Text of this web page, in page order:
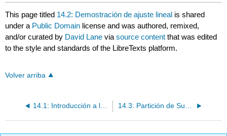
This page titled 14.2: Demostración de ajuste lineal is shared
under a Public Domain license and was authored, remixed,
and/or curated by David Lane viasource content that was edited
to the style and standards of the LibreTexts platform.
Volver arriba
14.1: Introducción a la Regresión Lineal 14.3: Partición de Sumas de Cuadrados